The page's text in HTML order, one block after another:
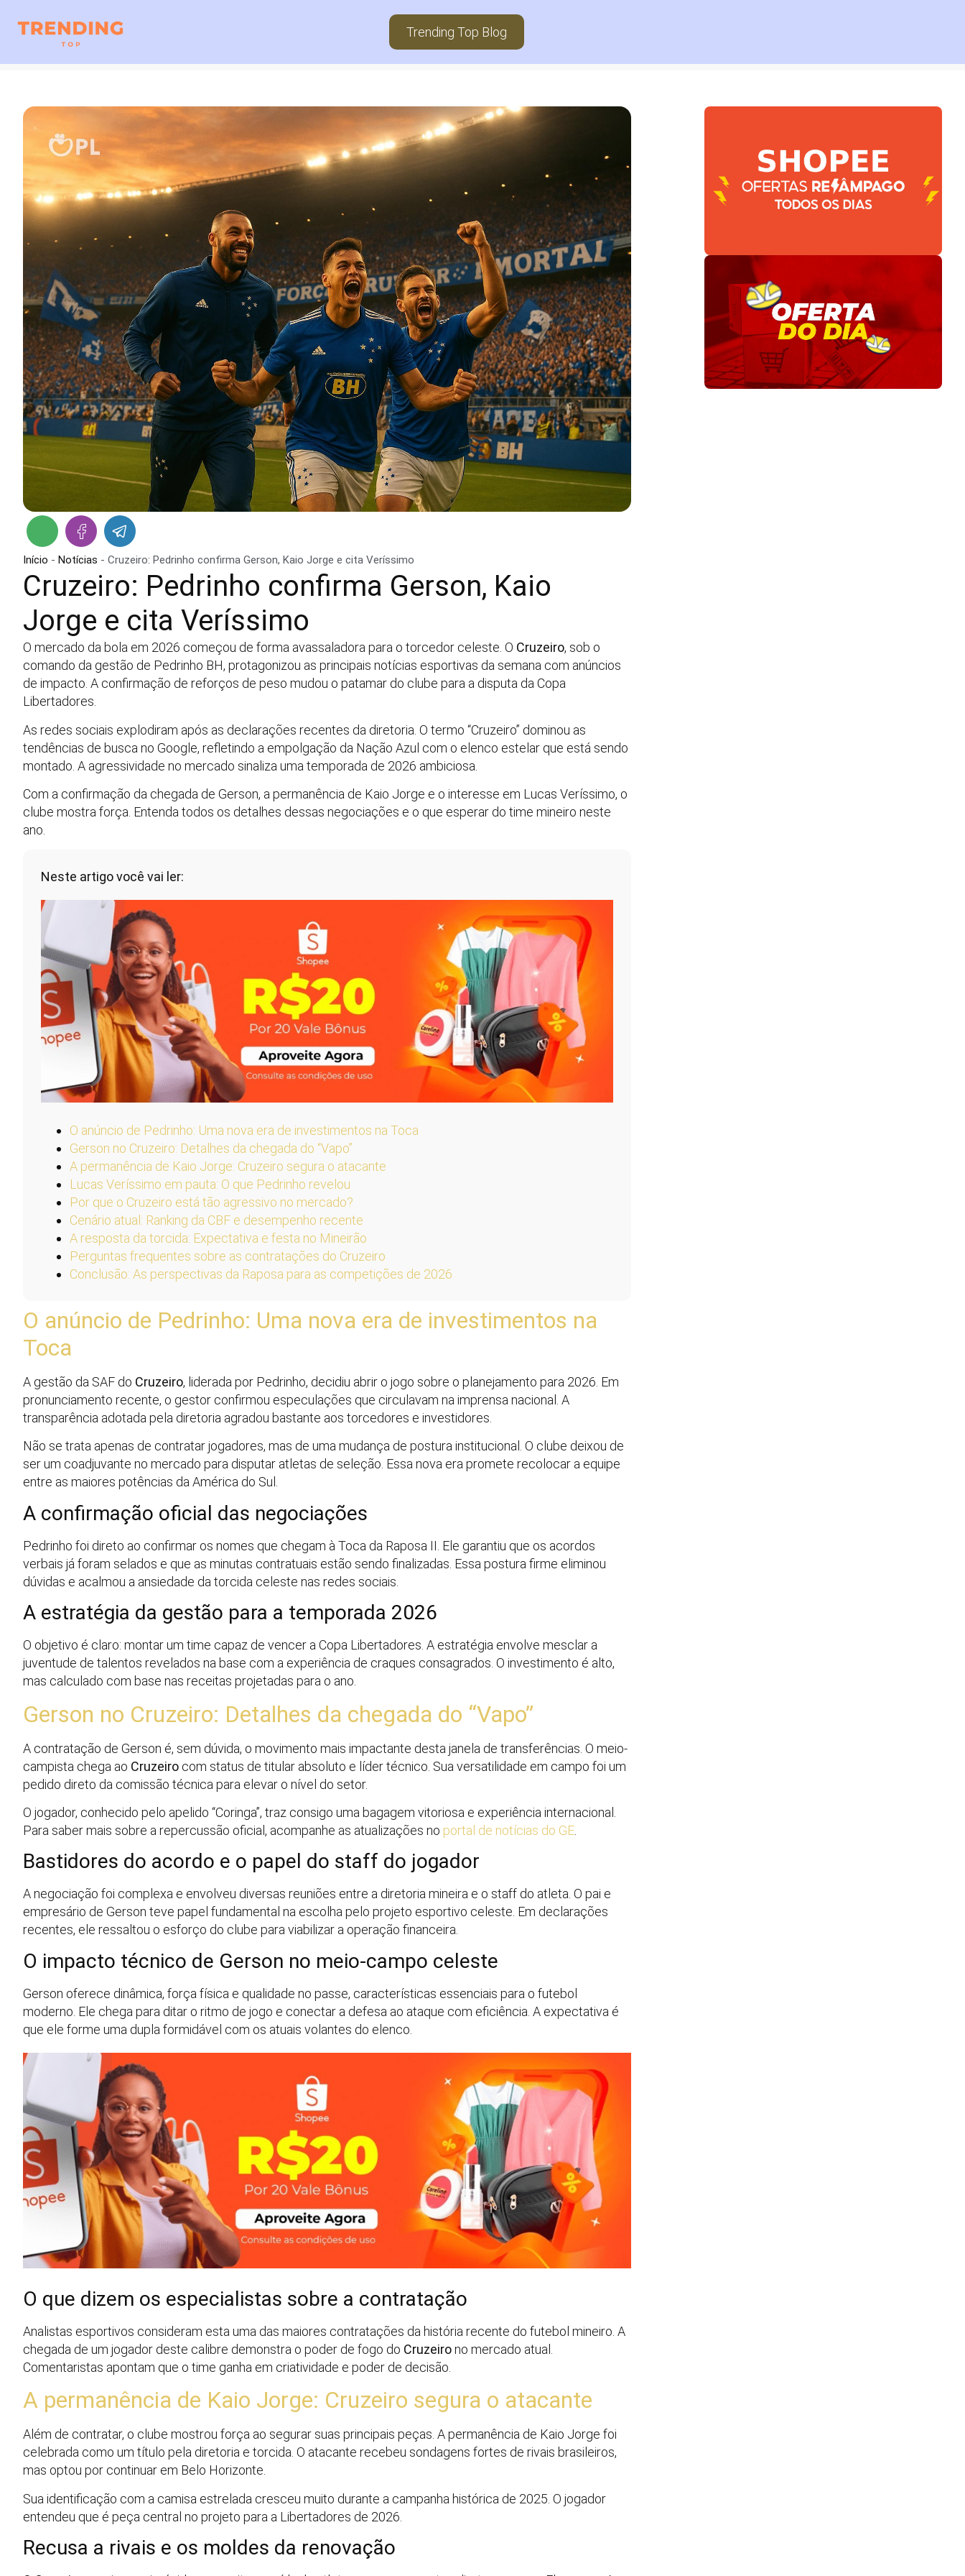
Trending Top Blog
Início - Notícias - Cruzeiro: Pedrinho confirma Gerson, Kaio Jorge e cita Veríssimo
Cruzeiro: Pedrinho confirma Gerson, Kaio
Jorge e cita Veríssimo
O mercado da bola em 2026 começou de forma avassaladora para o torcedor celeste. O Cruzeiro, sob o
comando da gestão de Pedrinho BH, protagonizou as principais notícias esportivas da semana com anúncios
de impacto. A confirmação de reforços de peso mudou o patamar do clube para a disputa da Copa
Libertadores.
As redes sociais explodiram após as declarações recentes da diretoria. O termo “Cruzeiro” dominou as
tendências de busca no Google, refletindo a empolgação da Nação Azul com o elenco estelar que está sendo
montado. A agressividade no mercado sinaliza uma temporada de 2026 ambiciosa.
Com a confirmação da chegada de Gerson, a permanência de Kaio Jorge e o interesse em Lucas Veríssimo, o
clube mostra força. Entenda todos os detalhes dessas negociações e o que esperar do time mineiro neste
ano.
Neste artigo você vai ler:
O anúncio de Pedrinho: Uma nova era de investimentos na Toca
Gerson no Cruzeiro: Detalhes da chegada do “Vapo”
A permanência de Kaio Jorge: Cruzeiro segura o atacante
Lucas Veríssimo em pauta: O que Pedrinho revelou
Por que o Cruzeiro está tão agressivo no mercado?
Cenário atual: Ranking da CBF e desempenho recente
A resposta da torcida: Expectativa e festa no Mineirão
Perguntas frequentes sobre as contratações do Cruzeiro
Conclusão: As perspectivas da Raposa para as competições de 2026
O anúncio de Pedrinho: Uma nova era de investimentos na
Toca
A gestão da SAF do Cruzeiro, liderada por Pedrinho, decidiu abrir o jogo sobre o planejamento para 2026. Em
pronunciamento recente, o gestor confirmou especulações que circulavam na imprensa nacional. A
transparência adotada pela diretoria agradou bastante aos torcedores e investidores.
Não se trata apenas de contratar jogadores, mas de uma mudança de postura institucional. O clube deixou de
ser um coadjuvante no mercado para disputar atletas de seleção. Essa nova era promete recolocar a equipe
entre as maiores potências da América do Sul.
A confirmação oficial das negociações
Pedrinho foi direto ao confirmar os nomes que chegam à Toca da Raposa II. Ele garantiu que os acordos
verbais já foram selados e que as minutas contratuais estão sendo finalizadas. Essa postura firme eliminou
dúvidas e acalmou a ansiedade da torcida celeste nas redes sociais.
A estratégia da gestão para a temporada 2026
O objetivo é claro: montar um time capaz de vencer a Copa Libertadores. A estratégia envolve mesclar a
juventude de talentos revelados na base com a experiência de craques consagrados. O investimento é alto,
mas calculado com base nas receitas projetadas para o ano.
Gerson no Cruzeiro: Detalhes da chegada do “Vapo”
A contratação de Gerson é, sem dúvida, o movimento mais impactante desta janela de transferências. O meio-
campista chega ao Cruzeiro com status de titular absoluto e líder técnico. Sua versatilidade em campo foi um
pedido direto da comissão técnica para elevar o nível do setor.
O jogador, conhecido pelo apelido “Coringa”, traz consigo uma bagagem vitoriosa e experiência internacional.
Para saber mais sobre a repercussão oficial, acompanhe as atualizações no portal de notícias do GE
Bastidores do acordo e o papel do staff do jogador
A negociação foi complexa e envolveu diversas reuniões entre a diretoria mineira e o staff do atleta. O pai e
empresário de Gerson teve papel fundamental na escolha pelo projeto esportivo celeste. Em declarações
recentes, ele ressaltou o esforço do clube para viabilizar a operação financeira.
O impacto técnico de Gerson no meio-campo celeste
Gerson oferece dinâmica, força física e qualidade no passe, características essenciais para o futebol
moderno. Ele chega para ditar o ritmo de jogo e conectar a defesa ao ataque com eficiência. A expectativa é
que ele forme uma dupla formidável com os atuais volantes do elenco.
O que dizem os especialistas sobre a contratação
Analistas esportivos consideram esta uma das maiores contratações da história recente do futebol mineiro. A
chegada de um jogador deste calibre demonstra o poder de fogo do Cruzeirono mercado atual.
Comentaristas apontam que o time ganha em criatividade e poder de decisão.
A permanência de Kaio Jorge: Cruzeiro segura o atacante
Além de contratar, o clube mostrou força ao segurar suas principais peças. A permanência de Kaio Jorge foi
celebrada como um título pela diretoria e torcida. O atacante recebeu sondagens fortes de rivais brasileiros,
mas optou por continuar em Belo Horizonte.
Sua identificação com a camisa estrelada cresceu muito durante a campanha histórica de 2025. O jogador
entendeu que é peça central no projeto para a Libertadores de 2026.
Recusa a rivais e os moldes da renovação